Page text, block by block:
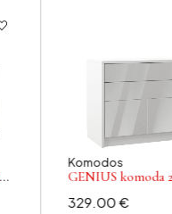
Komodos
GENIUS komoda
329.00€